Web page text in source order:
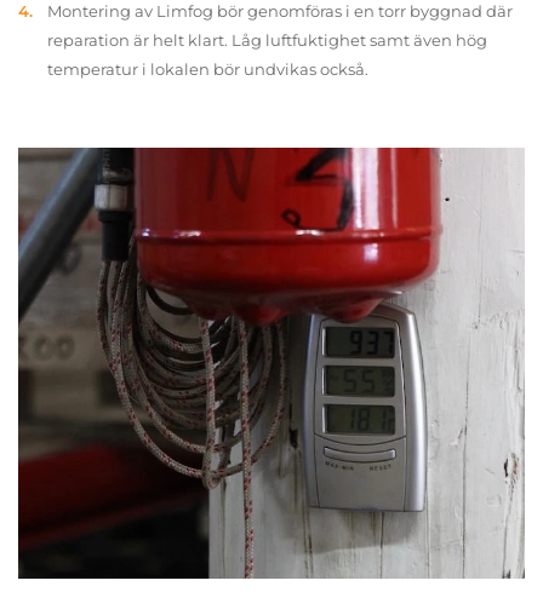
Montering av Limfog bör genomföras i en torr byggnad där
reparation är helt klart. Låg luftfuktighet samt även hög
temperatur i lokalen bör undvikas också.